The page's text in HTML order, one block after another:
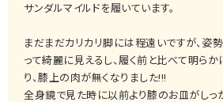
サンダルマイルドを履いています。
まだまだカリカリ脚には程遠いですが、姿
って綺麗に見えるし、履く前と比べて明ら
り、膝上の肉が無くなりました!!!
全身鏡で見た時に以前より膝のお皿がしっ